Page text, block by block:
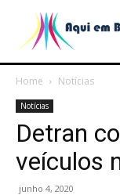
Home Notícias
Notícias
Detran
veículos
junho 4, 2020